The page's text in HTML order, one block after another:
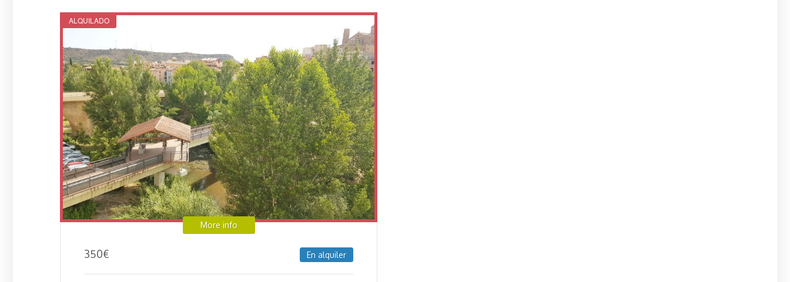
More info
ALQUILADO
350€ En alquiler